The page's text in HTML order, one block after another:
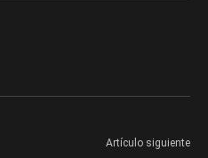
Artículo siguiente